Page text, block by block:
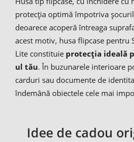
protecția optimă împotriva
deoarece acoperă întreaga
acest motiv, husa flipcase pentru
Lite constituie protecția ideală
ul tău. În buzunarele interioare
carduri sau documente de
îndemână obiectele cele mai
Idee de cadou